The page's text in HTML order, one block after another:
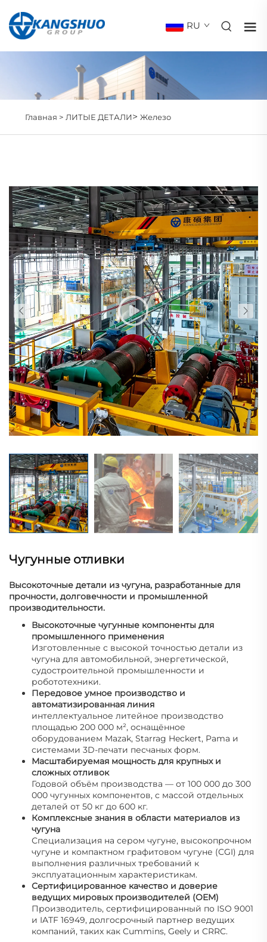
RU
Главная > ЛИТЫЕ ДЕТАЛИ> Железо
Чугунные отливки
Высокоточные детали из чугуна, разработанные для
прочности, долговечности и промышленной
производительности.
Высокоточные чугунные компоненты для
промышленного применения
Изготовленные с высокой точностью детали из
чугуна для автомобильной, энергетической,
судостроительной промышленности и
робототехники.
Передовое умное производство и
автоматизированная линия
интеллектуальное литейное производство
площадью 200 000 м², оснащённое
оборудованием Mazak, Starrag Heckert, Pama и
системами 3D-печати песчаных форм.
Масштабируемая мощность для крупных и
сложных отливок
Годовой объём производства — от 100 000 до 300
000 чугунных компонентов, с массой отдельных
деталей от 50 кг до 600 кг.
Комплексные знания в области материалов из
чугуна
Специализация на сером чугуне, высокопрочном
чугуне и компактном графитовом чугуне (CGI) для
выполнения различных требований к
эксплуатационным характеристикам.
Сертифицированное качество и доверие
ведущих мировых производителей (OEM)
Производитель, сертифицированный по ISO 9001
и IATF 16949, долгосрочный партнер ведущих
компаний, таких как Cummins, Geely и CRRC.